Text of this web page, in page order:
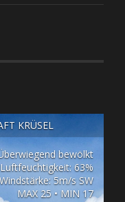
KRÜSEL
bewölkt
Luftfeuchtigkeit: 63%
Windstärke: 5m/s SW
MAX 25 • MIN 17